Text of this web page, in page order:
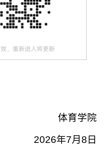
体育学院
2026年7月8日